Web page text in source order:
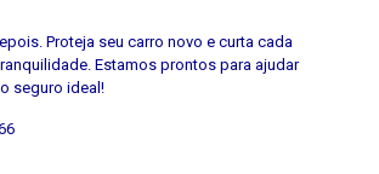
Proteja seu carro novo e curta cada
Estamos prontos para ajudar
seguro ideal!